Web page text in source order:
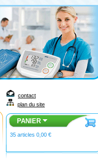
contact
plan du site
PANIER
35 articles 0,00 €